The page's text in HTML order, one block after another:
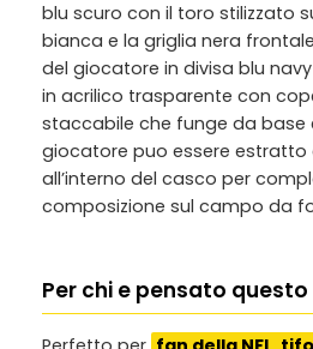
blu scuro con il toro stilizzato
bianca e la griglia nera
del giocatore in divisa blu
in acrilico trasparente con
staccabile che funge da base
giocatore puo essere estratto
all’interno del casco per
composizione sul campo da
Per chi e pensato